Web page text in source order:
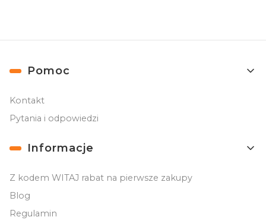
Linki w stopce
Pomoc
Kontakt
Pytania i odpowiedzi
Informacje
Z kodem WITAJ rabat na pierwsze zakupy
Blog
Regulamin